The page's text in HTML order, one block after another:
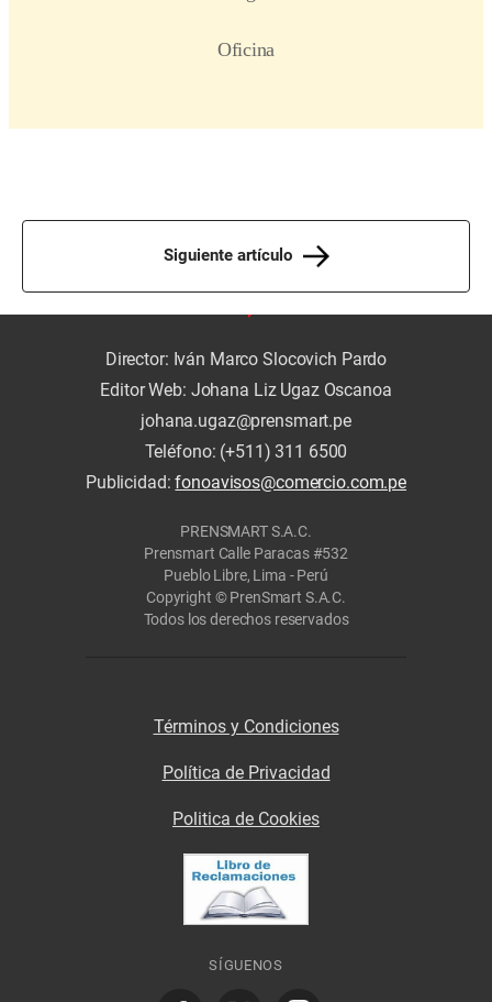
Siguiente artículo
Director: Iván Marco Slocovich Pardo
Editor Web: Johana Liz Ugaz Oscanoa
johana.ugaz@prensmart.pe
Teléfono: (+511) 311 6500
Publicidad:fonoavisos@comercio.com.pe
PRENSMART S.A.C.
Prensmart Calle Paracas #532
Pueblo Libre, Lima - Perú
Copyright © PrenSmart S.A.C.
Todos los derechos reservados
Términos y Condiciones
Política de Privacidad
Politica de Cookies
SÍGUENOS